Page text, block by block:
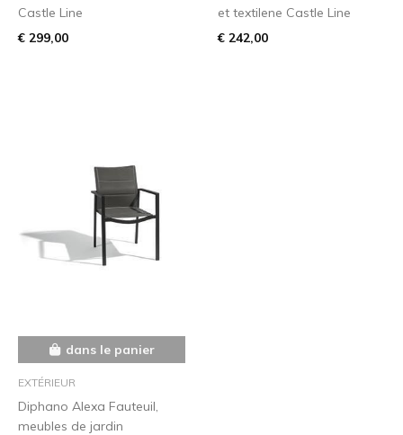
Castle Line
€ 299,00
et textilene Castle Line
€ 242,00
dans le panier
EXTÉRIEUR
Diphano Alexa Fauteuil,
meubles de jardin